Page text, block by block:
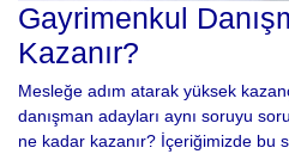
Gayrimenkul
Kazanır?
Mesleğe adım atarak yüksek
danışman adayları aynı soruyu
ne kadar kazanır? İçeriğimizde bu